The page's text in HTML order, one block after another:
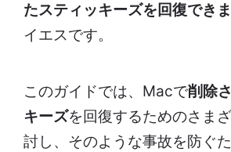
たスティッキーズを回復でき
イエスです。
このガイドでは、Macで削除
キーズを回復するためのさま
討し、そのような事故を防ぐ